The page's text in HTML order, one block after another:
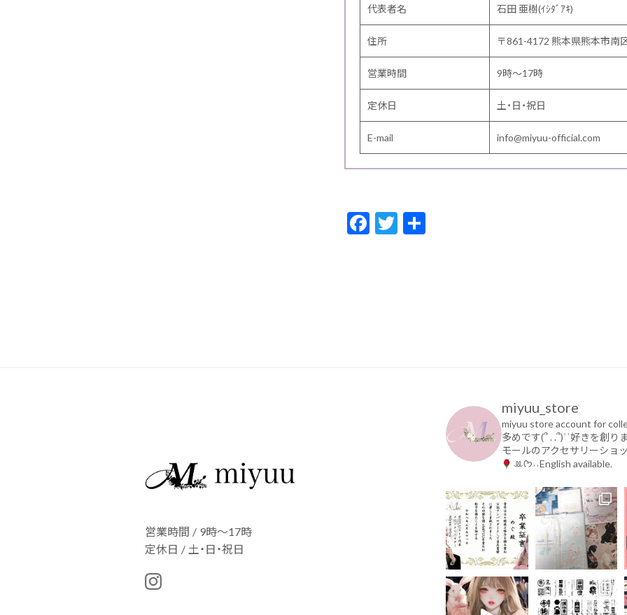
代表者名 石田 亜樹(ｲｼﾀﾞｱｷ)
住所 〒861-4172 熊本県熊本市南
営業時間 9時～17時
定休日 土・日・祝日
E-mail info@miyuu-official.com
F
ac
T
w
営業時間 / 9時～17時
定休日 / 土・日・祝日
miyuu_store
miyuu store account for
多めです(՞ . .՞)ʾʾ好きを創り
モールのアクセサリーショ
ꔛ‬ᡣ𐭩˒˒English available.